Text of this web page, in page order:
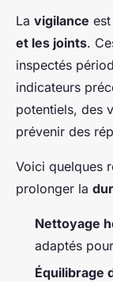
La vigilance
et les joints.
inspectés
indicateurs
potentiels, des
prévenir des
Voici quelques
prolonger la
Nettoyage
adaptés
Équilibrage